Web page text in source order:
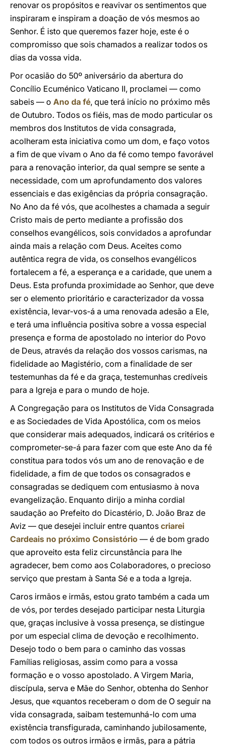
renovar os propósitos e reavivar os sentimentos que
inspiraram e inspiram a doação de vós mesmos ao
Senhor. É isto que queremos fazer hoje, este é o
compromisso que sois chamados a realizar todos os
dias da vossa vida.
Por ocasião do 50º aniversário da abertura do
Concílio Ecuménico Vaticano II, proclamei — como
sabeis — o Ano da fé, que terá início no próximo mês
de Outubro. Todos os fiéis, mas de modo particular os
membros dos Institutos de vida consagrada,
acolheram esta iniciativa como um dom, e faço votos
a fim de que vivam o Ano da fé como tempo favorável
para a renovação interior, da qual sempre se sente a
necessidade, com um aprofundamento dos valores
essenciais e das exigências da própria consagração.
No Ano da fé vós, que acolhestes a chamada a seguir
Cristo mais de perto mediante a profissão dos
conselhos evangélicos, sois convidados a aprofundar
ainda mais a relação com Deus. Aceites como
autêntica regra de vida, os conselhos evangélicos
fortalecem a fé, a esperança e a caridade, que unem a
Deus. Esta profunda proximidade ao Senhor, que deve
ser o elemento prioritário e caracterizador da vossa
existência, levar-vos-á a uma renovada adesão a Ele,
e terá uma influência positiva sobre a vossa especial
presença e forma de apostolado no interior do Povo
de Deus, através da relação dos vossos carismas, na
fidelidade ao Magistério, com a finalidade de ser
testemunhas da fé e da graça, testemunhas credíveis
para a Igreja e para o mundo de hoje.
A Congregação para os Institutos de Vida Consagrada
e as Sociedades de Vida Apostólica, com os meios
que considerar mais adequados, indicará os critérios e
comprometer-se-á para fazer com que este Ano da fé
constitua para todos vós um ano de renovação e de
fidelidade, a fim de que todos os consagrados e
consagradas se dediquem com entusiasmo à nova
evangelização. Enquanto dirijo a minha cordial
saudação ao Prefeito do Dicastério, D. João Braz de
Aviz — que desejei incluir entre quantos criarei
Cardeais no próximo Consistório — é de bom grado
que aproveito esta feliz circunstância para lhe
agradecer, bem como aos Colaboradores, o precioso
serviço que prestam à Santa Sé e a toda a Igreja.
Caros irmãos e irmãs, estou grato também a cada um
de vós, por terdes desejado participar nesta Liturgia
que, graças inclusive à vossa presença, se distingue
por um especial clima de devoção e recolhimento.
Desejo todo o bem para o caminho das vossas
Famílias religiosas, assim como para a vossa
formação e o vosso apostolado. A Virgem Maria,
discípula, serva e Mãe do Senhor, obtenha do Senhor
Jesus, que «quantos receberam o dom de O seguir na
vida consagrada, saibam testemunhá-lo com uma
existência transfigurada, caminhando jubilosamente,
com todos os outros irmãos e irmãs, para a pátria